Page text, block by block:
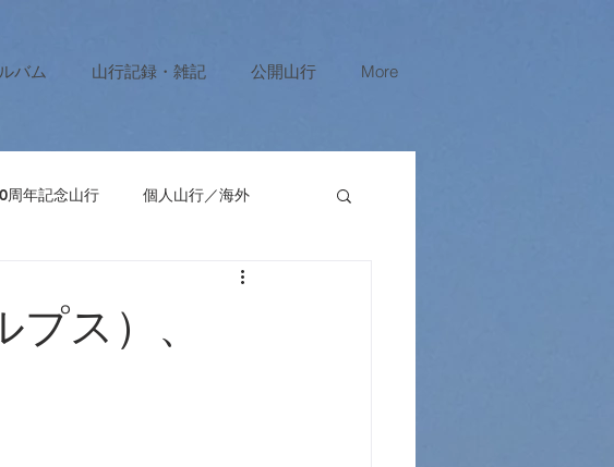
バム 山行記録・雑記 公開山行 More
周年記念山行 個人山行／海外
ス）、